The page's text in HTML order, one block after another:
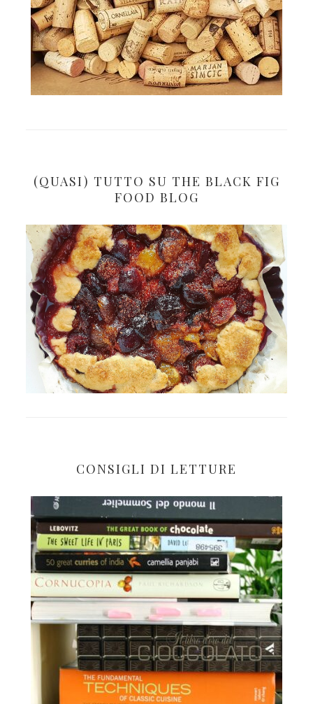
(QUASI) TUTTO SU THE BLACK FIG
FOOD BLOG
CONSIGLI DI LETTURE